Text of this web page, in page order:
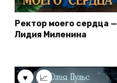
Ректор моего сердца —
Лидия Миленина